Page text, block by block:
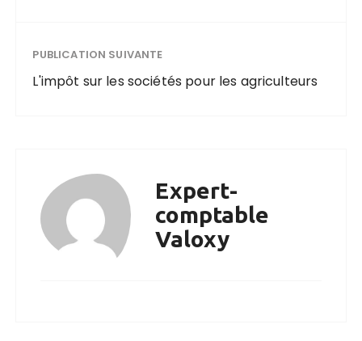
PUBLICATION SUIVANTE
L'impôt sur les sociétés pour les agriculteurs
Expert-
comptable
Valoxy